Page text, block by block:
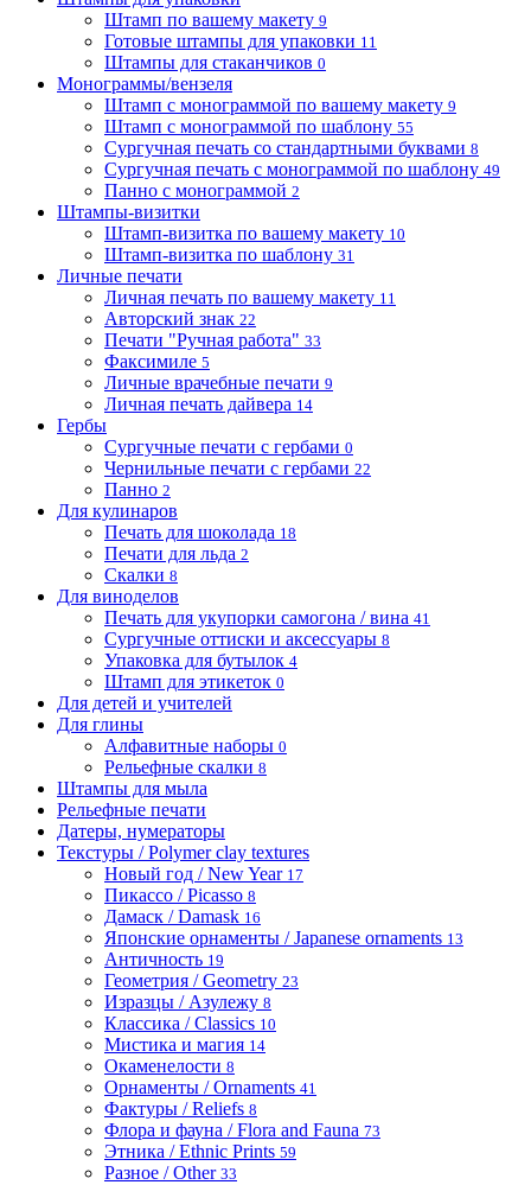
Штамп по вашему макету 9
Готовые штампы для упаковки 11
Штампы для стаканчиков 0
Монограммы/вензеля
Штамп с монограммой по вашему макету 9
Штамп с монограммой по шаблону 55
Сургучная печать со стандартными буквами 8
Сургучная печать с монограммой по шаблону 49
Панно с монограммой 2
Штампы-визитки
Штамп-визитка по вашему макету 10
Штамп-визитка по шаблону 31
Личные печати
Личная печать по вашему макету 11
Авторский знак 22
Печати "Ручная работа" 33
Факсимиле 5
Личные врачебные печати 9
Личная печать дайвера 14
Гербы
Сургучные печати с гербами 0
Чернильные печати с гербами 22
Панно 2
Для кулинаров
Печать для шоколада 18
Печати для льда 2
Скалки 8
Для виноделов
Печать для укупорки самогона / вина 41
Сургучные оттиски и аксессуары 8
Упаковка для бутылок 4
Штамп для этикеток 0
Для детей и учителей
Для глины
Алфавитные наборы 0
Рельефные скалки 8
Штампы для мыла
Рельефные печати
Датеры, нумераторы
Текстуры / Polymer clay textures
Новый год / New Year 17
Пикассо / Picasso 8
Дамаск / Damask 16
Японские орнаменты / Japanese ornaments 13
Античность 19
Геометрия / Geometry 23
Изразцы / Азулежу 8
Классика / Classics 10
Мистика и магия 14
Окаменелости 8
Орнаменты / Ornaments 41
Фактуры / Reliefs 8
Флора и фауна / Flora and Fauna 73
Этника / Ethnic Prints 59
Разное / Other 33